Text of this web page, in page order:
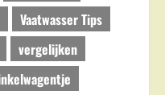
Vaatwasser Tips
vergelijken